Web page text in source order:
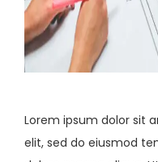
Lorem ipsum dolor sit
elit, sed do eiusmod